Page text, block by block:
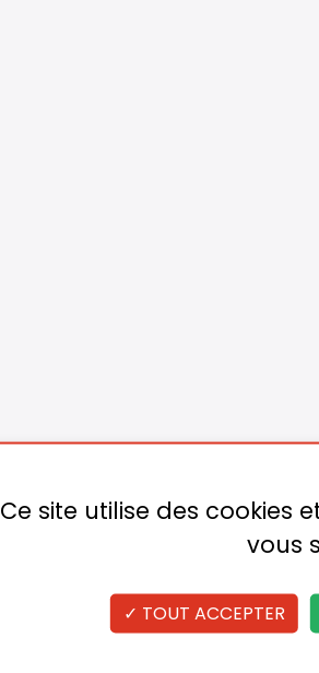
Ce site utilise des cookies
vous
TOUT ACCEPTER